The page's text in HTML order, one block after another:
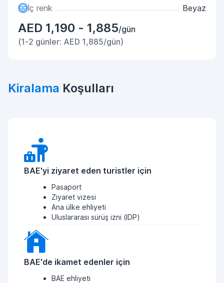
İç renk
Beyaz
AED 1,190 - 1,885/gün
(1-2 günler: AED 1,885/gün)
Kiralama Koşulları
BAE'yi ziyaret eden turistler için
Pasaport
Ziyaret vizesi
Ana ülke ehliyeti
Uluslararası sürüş izni (IDP)
BAE'de ikamet edenler için
BAE ehliyeti